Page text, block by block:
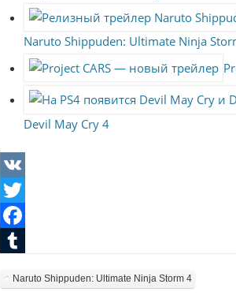
Naruto Shippuden: Ultimate Ninja
Devil May Cry 4
VK
Twitter
Facebook
Naruto Shippuden: Ultimate Ninja Storm 4